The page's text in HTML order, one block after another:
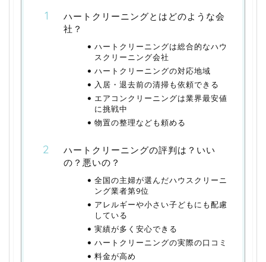
ハートクリーニングとはどのような会
社？
ハートクリーニングは総合的なハウ
スクリーニング会社
ハートクリーニングの対応地域
入居・退去前の清掃も依頼できる
エアコンクリーニングは業界最安値
に挑戦中
物置の整理なども頼める
ハートクリーニングの評判は？いい
の？悪いの？
全国の主婦が選んだハウスクリーニ
ング業者第9位
アレルギーや小さい子どもにも配慮
している
実績が多く安心できる
ハートクリーニングの実際の口コミ
料金が高め